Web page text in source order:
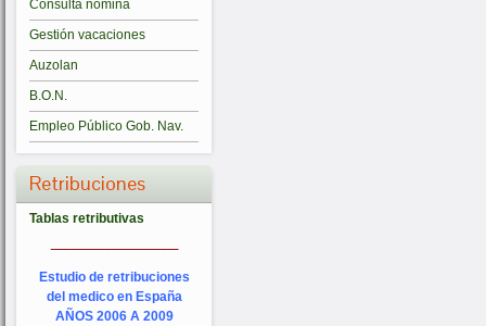
Consulta nómina
Gestión vacaciones
Auzolan
B.O.N.
Empleo Público Gob. Nav.
Retribuciones
Tablas retributivas
Estudio de retribuciones
del medico en España
AÑOS 2006 A 2009